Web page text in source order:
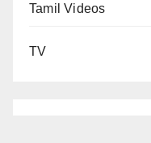
Tamil Videos
TV